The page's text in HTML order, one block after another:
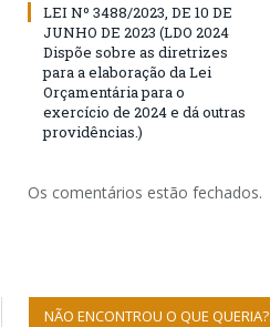
LEI Nº 3488/2023, DE 10 DE
JUNHO DE 2023 (LDO 2024
Dispõe sobre as diretrizes
para a elaboração da Lei
Orçamentária para o
exercício de 2024 e dá outras
providências.)
Os comentários estão fechados.
NÃO ENCONTROU O QUE QUERIA?